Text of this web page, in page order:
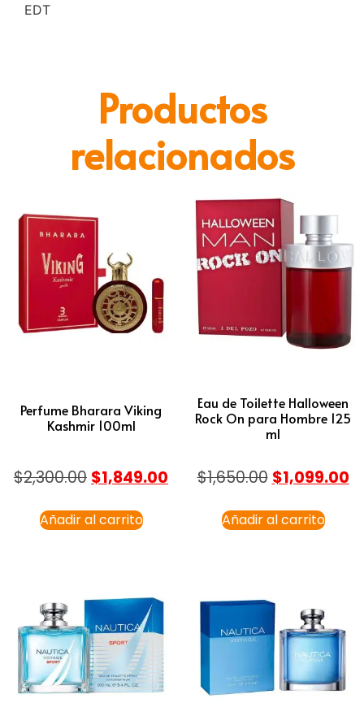
EDT
Productos
relacionados
Perfume Bharara Viking
Kashmir 100ml
$2,300.00 $1,849.00
Añadir al carrito
Eau de Toilette Halloween
Rock On para Hombre 125
ml
$1,650.00 $1,099.00
Añadir al carrito